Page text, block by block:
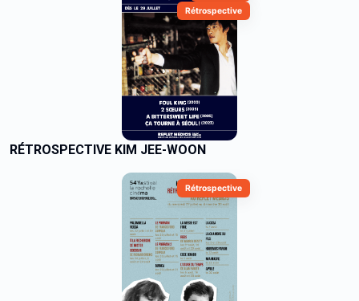
Rétrospective
RÉTROSPECTIVE KIM JEE-WOON
Rétrospective